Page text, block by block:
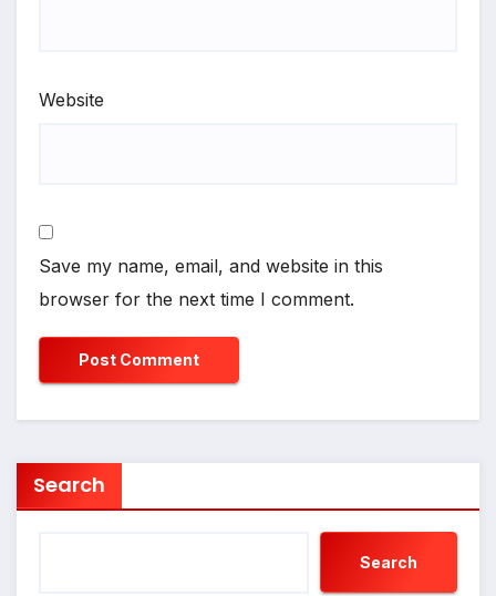
Website
Save my name, email, and website in this
browser for the next time I comment.
Search
Search